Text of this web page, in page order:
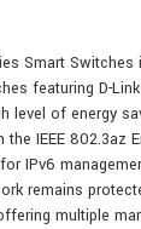
Smart
featuring D-
level of energy
IEEE 802.3az
IPv6
remains
multiple